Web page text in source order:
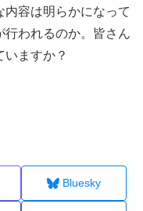
容は明らかになって
行われるのか。皆さん
ますか？
Bluesky